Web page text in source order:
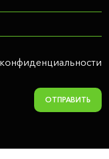
ОТПРАВИТЬ